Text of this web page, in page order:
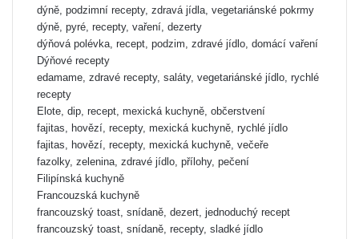
dýně, podzimní recepty, zdravá jídla, vegetariánské pokrmy
dýně, pyré, recepty, vaření, dezerty
dýňová polévka, recept, podzim, zdravé jídlo, domácí vaření
Dýňové recepty
edamame, zdravé recepty, saláty, vegetariánské jídlo, rychlé
recepty
Elote, dip, recept, mexická kuchyně, občerstvení
fajitas, hovězí, recepty, mexická kuchyně, rychlé jídlo
fajitas, hovězí, recepty, mexická kuchyně, večeře
fazolky, zelenina, zdravé jídlo, přílohy, pečení
Filipínská kuchyně
Francouzská kuchyně
francouzský toast, snídaně, dezert, jednoduchý recept
francouzský toast, snídaně, recepty, sladké jídlo